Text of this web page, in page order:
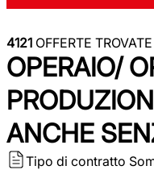
4121 OFFERTE TROVATE
OPERAIO/
ANCHE
Tipo di contratto